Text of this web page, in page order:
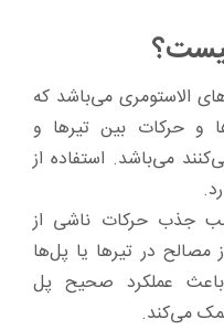
الاستومری می‌باشد که
و حرکات بین تیرها و
می‌باشد. استفاده از
جذب حرکات ناشی از
مصالح در تیرها یا پل‌ها
عملکرد صحیح پل
می‌کند.